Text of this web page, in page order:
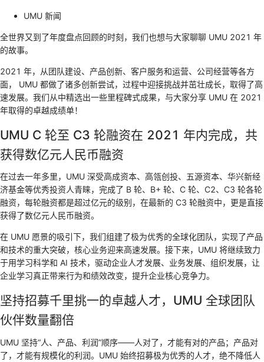
UMU 新闻
全世界又到了年度盘点回顾的时刻，我们也想与大家聊聊 UMU 2021 年
的故事。
2021 年，从团队建设、产品创新、客户服务和运营、公司经营等各方
面， UMU 都做了诸多创新尝试，过程中迎接挑战并茁壮成长，取得了高
速发展。我们从中精选出一些里程碑式成果，与大家分享 UMU 在 2021
年取得的卓越成绩单！
UMU C 轮至 C3 轮融资在 2021 年内完成，共
获得数亿元人民币融资
在过去一年多里，UMU 深受高成资本、高瓴创投、五源资本、华兴新经
济基金等优秀投资人青睐，完成了 B 轮、B+ 轮、C 轮、C2、C3 轮各轮
融资，每轮融资都是超过亿元的级别，在最新的 C3 轮融资中，更是直接
获得了数亿元人民币融资。
在 UMU 愿景的吸引下，我们组建了极为优秀的全球化团队，实现了产品
和技术的重大突破，核心业务迎来高速发展。接下来，UMU 将继续致力
于用学习科学和 AI 技术，驱动企业人才发展、业务发展、组织发展，让
企业学习真正带来行为和绩效改变，提升企业核心竞争力。
坚持招募千里挑一的卓越人才，UMU 全球团队
伙伴数量翻倍
UMU 坚持“人、产品、利润”顺序——人对了，才能有对的产品；产品对
了，才能有规模化的利润。UMU 始终招募极为优秀的人才，绝不降低人